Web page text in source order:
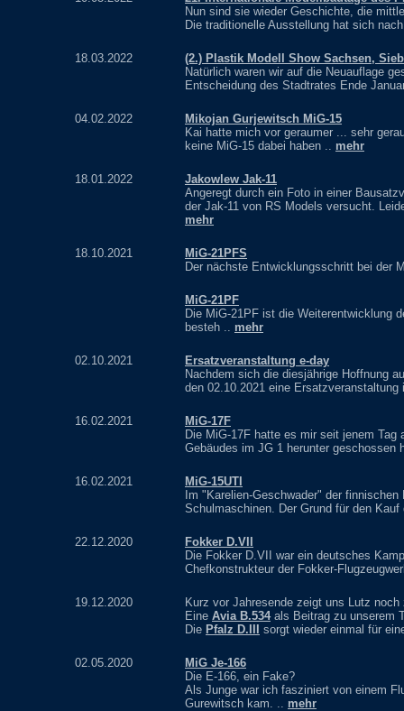
Nun sind sie wieder Geschichte, die
Die traditionelle Ausstellung hat sich
18.03.2022
(2.) Plastik Modell Show Sachsen,
Natürlich waren wir auf die Neuauflage
Entscheidung des Stadtrates Ende
04.02.2022
Mikojan Gurjewitsch MiG-15
Kai hatte mich vor geraumer ... sehr
keine MiG-15 dabei haben .. mehr
18.01.2022
Jakowlew Jak-11
Angeregt durch ein Foto in einer
der Jak-11 von RS Models versucht.
mehr
18.10.2021
MiG-21PFS
Der nächste Entwicklungsschritt bei der
MiG-21PF
Die MiG-21PF ist die Weiterentwicklung
besteh .. mehr
02.10.2021
Ersatzveranstaltung e-day
Nachdem sich die diesjährige Hoffnung
den 02.10.2021 eine
16.02.2021
MiG-17F
Die MiG-17F hatte es mir seit jenem
Gebäudes im JG 1 herunter geschossen
16.02.2021
MiG-15UTI
Im "Karelien-Geschwader" der
Schulmaschinen. Der Grund für den
22.12.2020
Fokker D.VII
Die Fokker D.VII war ein deutsches
Chefkonstrukteur der Fokker-
19.12.2020
Kurz vor Jahresende zeigt uns Lutz noch
Eine Avia B.534als Beitrag zu unserem
Die Pfalz D.III sorgt wieder einmal für
02.05.2020
MiG Je-166
Die E-166, ein Fake?
Als Junge war ich fasziniert von einem
Gurewitsch kam. .. mehr